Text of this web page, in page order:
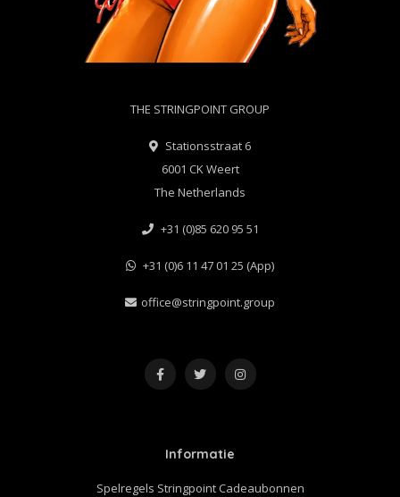
THE STRINGPOINT GROUP
Stationsstraat 6
6001 CK Weert
The Netherlands
+31 (0)85 620 95 51
+31 (0)6 11 47 01 25 (App)
office@stringpoint.group
Informatie
Spelregels Stringpoint Cadeaubonnen